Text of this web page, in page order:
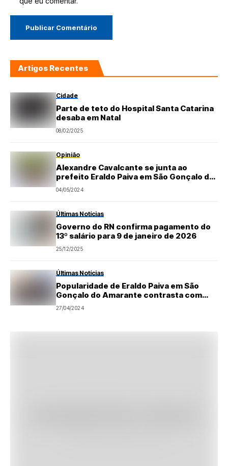
Artigos Recentes
Cidade
Parte de teto do Hospital Santa Catarina
desaba em Natal
08/02/2025
Opinião
Alexandre Cavalcante se junta ao
prefeito Eraldo Paiva em São Gonçalo do
Amarante
04/05/2024
Últimas Notícias
Governo do RN confirma pagamento do
13º salário para 9 de janeiro de 2026
25/12/2025
Últimas Notícias
Popularidade de Eraldo Paiva em São
Gonçalo do Amarante contrasta com
pesquisas encomendadas
27/04/2024